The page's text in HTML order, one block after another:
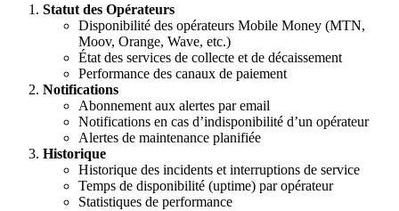
Statut des Opérateurs
Disponibilité des opérateurs Mobile Money (MTN,
Moov, Orange, Wave, etc.)
État des services de collecte et de décaissement
Performance des canaux de paiement
Notifications
Abonnement aux alertes par email
Notifications en cas d’indisponibilité d’un opérateur
Alertes de maintenance planifiée
Historique
Historique des incidents et interruptions de service
Temps de disponibilité (uptime) par opérateur
Statistiques de performance